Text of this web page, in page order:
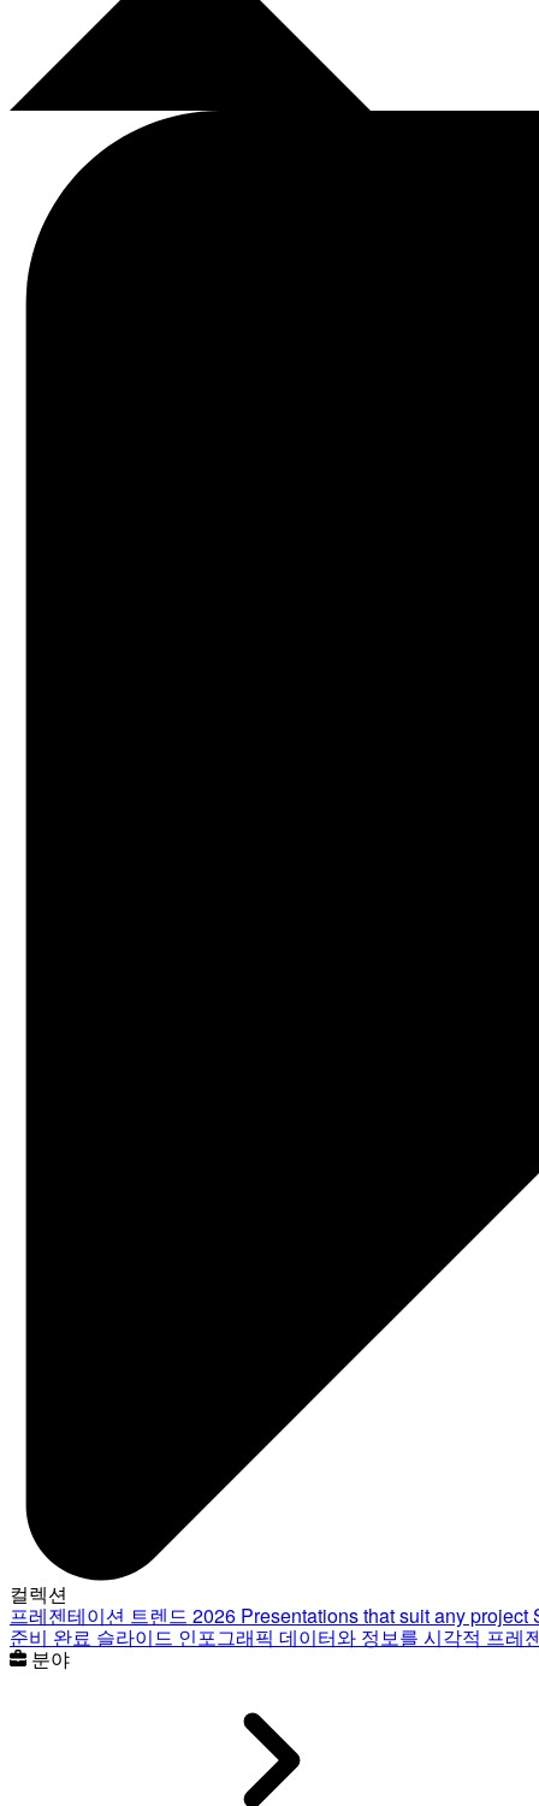
컬렉션
프레젠테이션 트렌드 2026 Presentations that suit any project
준비 완료 슬라이드 인포그래픽 데이터와 정보를 시각적 프레
분야